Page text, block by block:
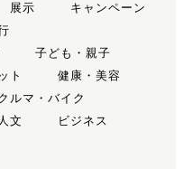
展示
キャンペーン
子ども・親子
ト
健康・美容
ルマ・バイク
人文
ビジネス